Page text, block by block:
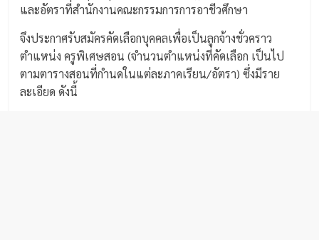
และอัตราที่สำนักงานคณะกรรมการการอาชีวศึกษา
จึงประกาศรับสมัครคัดเลือกบุคคลเพื่อเป็นลูกจ้างชั่วคราว
ตำแหน่ง ครูพิเศษสอน (จำนวนตำแหน่งที่คัดเลือก เป็นไป
ตามตารางสอนที่กำนดในแต่ละภาคเรียน/อัตรา) ซึ่งมีราย
ละเอียด ดังนี้